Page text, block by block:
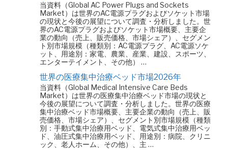
当資料（Global AC Power Plugs and Sockets
Market）は世界のAC電源プラグおよびソケット市場
の現状と今後の展望について調査・分析しました。世
界のAC電源プラグおよびソケット市場概要、主要企
業の動向（売上、販売価格、市場シェア）、セグメン
ト別市場規模（種類別：AC電源プラグ、AC電源ソケ
ット、用途別：家電、農業、産業、建設、スポーツ、
エンターテイメント、その他） …
世界の医療集中治療ベッド市場2026年
当資料（Global Medical Intensive Care Beds
Market）は世界の医療集中治療ベッド市場の現状と
今後の展望について調査・分析しました。世界の医療
集中治療ベッド市場概要、主要企業の動向（売上、販
売価格、市場シェア）、セグメント別市場規模（種類
別：手動式集中治療用ベッド、電気式集中治療用ベッ
ド、油圧式集中治療用ベッド、用途別：病院、クリニ
ック、老人ホーム、その他）、主 …